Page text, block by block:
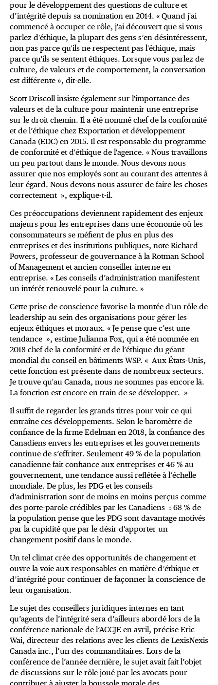
pour le développement des questions de culture et
d’intégrité depuis sa nomination en 2014. « Quand j'ai
commencé à occuper ce rôle, j'ai découvert que si vous
parlez d'éthique, la plupart des gens s’en désintéressent,
non pas parce qu'ils ne respectent pas l'éthique, mais
parce qu'ils se sentent éthiques. Lorsque vous parlez de
culture, de valeurs et de comportement, la conversation
est différente », dit-elle.
Scott Driscoll insiste également sur l'importance des
valeurs et de la culture pour maintenir une entreprise
sur le droit chemin. Il a été nommé chef de la conformité
et de l’éthique chez Exportation et développement
Canada (EDC) en 2015. Il est responsable du programme
de conformité et d'éthique de l'agence. « Nous travaillons
un peu partout dans le monde. Nous devons nous
assurer que nos employés sont au courant des attentes à
leur égard. Nous devons nous assurer de faire les choses
correctement », explique-t-il.
Ces préoccupations deviennent rapidement des enjeux
majeurs pour les entreprises dans une économie où les
consommateurs se méfient de plus en plus des
entreprises et des institutions publiques, note Richard
Powers, professeur de gouvernance à la Rotman School
of Management et ancien conseiller interne en
entreprise. « Les conseils d’administration manifestent
un intérêt renouvelé pour la culture. »
Cette prise de conscience favorise la montée d'un rôle de
leadership au sein des organisations pour gérer les
enjeux éthiques et moraux. « Je pense que c’est une
tendance », estime Julianna Fox, qui a été nommée en
2018 chef de la conformité et de l’éthique du géant
mondial du conseil en bâtiments WSP. « Aux États-Unis,
cette fonction est présente dans de nombreux secteurs.
Je trouve qu'au Canada, nous ne sommes pas encore là.
La fonction est encore en train de se développer. »
Il suffit de regarder les grands titres pour voir ce qui
entraîne ces développements. Selon le baromètre de
confiance de la firme Edelman en 2018, la confiance des
Canadiens envers les entreprises et les gouvernements
continue de s’effriter. Seulement 49 % de la population
canadienne fait confiance aux entreprises et 46 % au
gouvernement, une tendance aussi reflétée à l’échelle
mondiale. De plus, les PDG et les conseils
d'administration sont de moins en moins perçus comme
des porte-parole crédibles par les Canadiens : 68 % de
la population pense que les PDG sont davantage motivés
par la cupidité que par le désir d'apporter un
changement positif dans le monde.
Un tel climat crée des opportunités de changement et
ouvre la voie aux responsables en matière d’éthique et
d’intégrité pour continuer de façonner la conscience de
leur organisation.
Le sujet des conseillers juridiques internes en tant
qu’agents de l’intégrité sera d’ailleurs abordé lors de la
conférence nationale de l’ACCJE en avril, précise Eric
Wai, directeur des relations avec les clients de LexisNexis
Canada inc., l’un des commanditaires. Lors de la
conférence de l’année dernière, le sujet avait fait l’objet
de discussions sur le rôle joué par les avocats pour